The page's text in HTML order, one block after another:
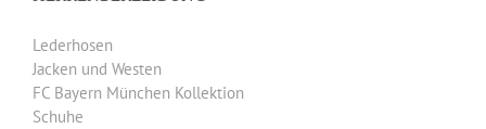
Lederhosen
Jacken und Westen
FC Bayern München Kollektion
Schuhe